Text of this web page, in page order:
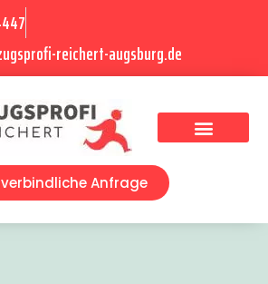
reichert-augsburg.de
Anfrage